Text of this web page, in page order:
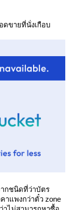
ดขายที่นั่งเกือบ
ากชนิดที่ว่าบัตร
าแพงกว่าตั๋ว zone